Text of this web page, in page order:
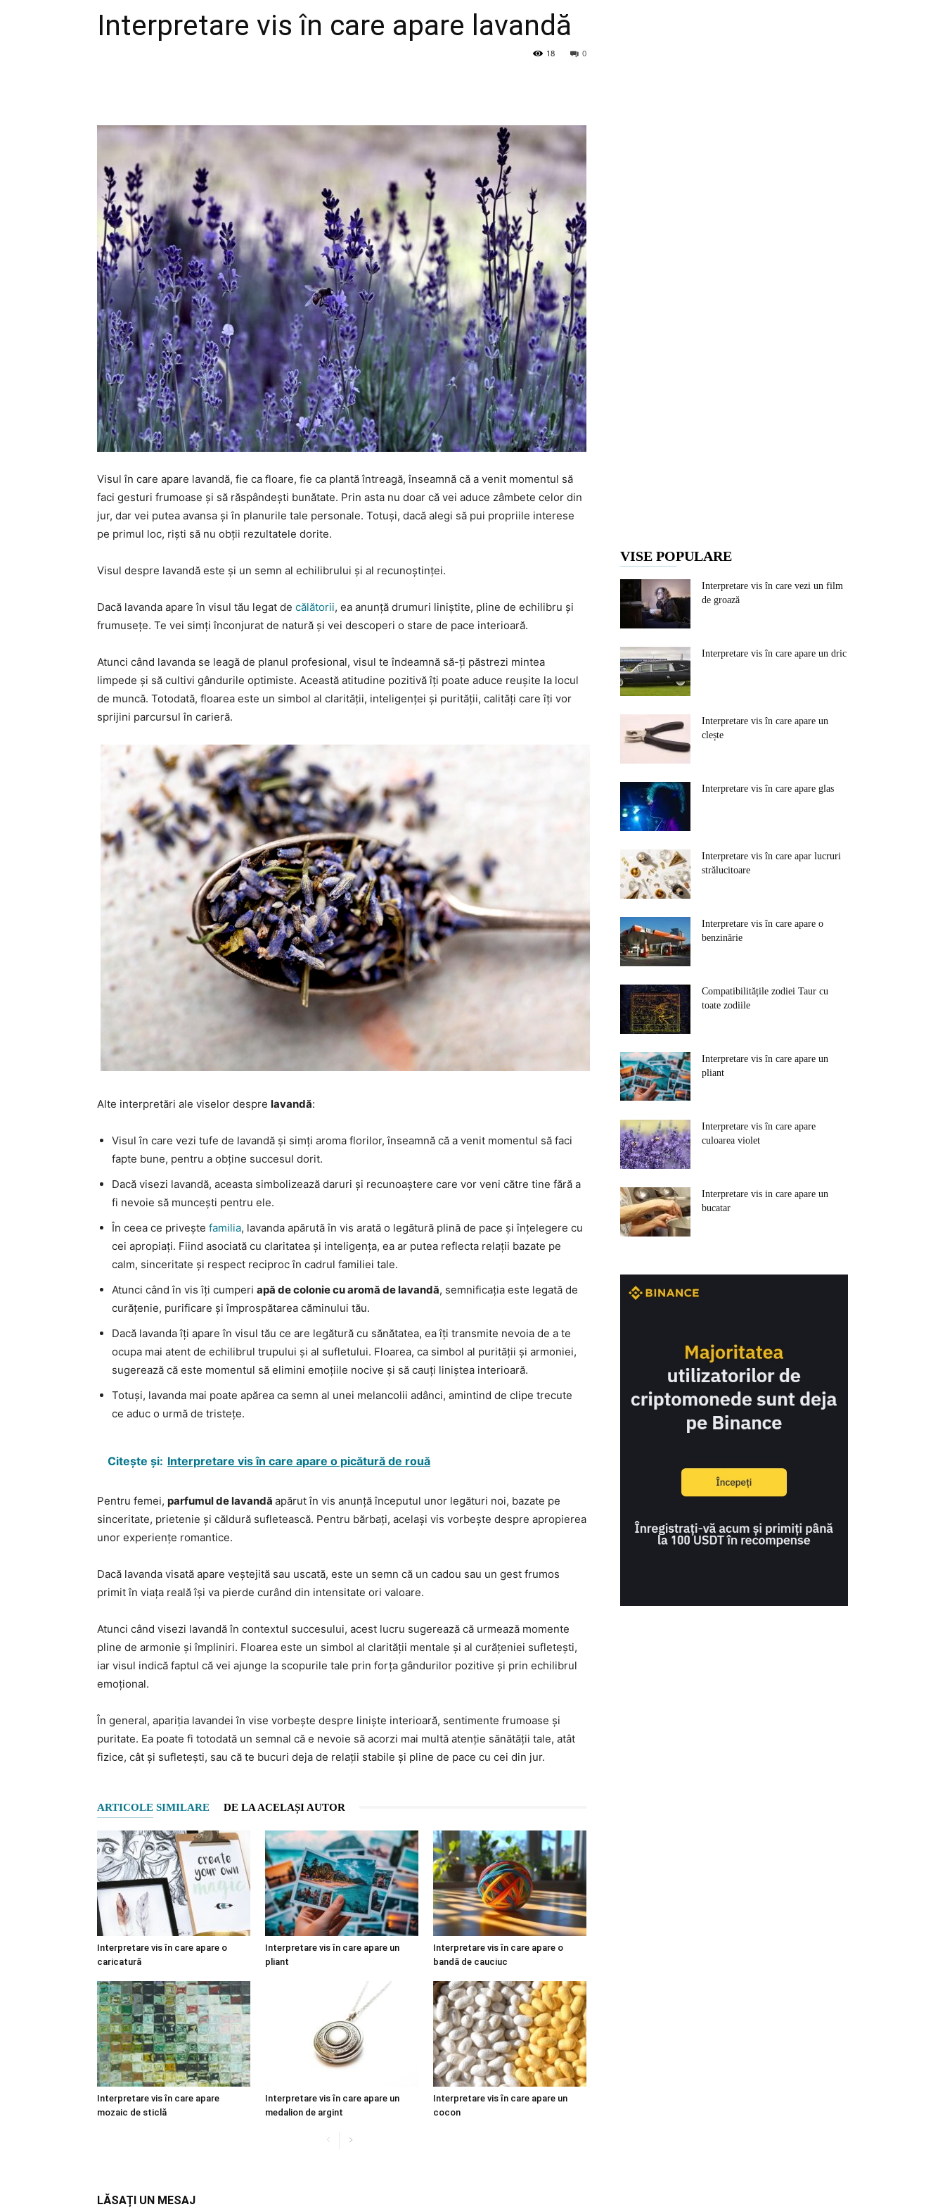
Interpretare vis în care apare lavandă
0
18
Visul în care apare lavandă, fie ca floare, fie ca plantă întreagă, înseamnă că a venit momentul să
faci gesturi frumoase și să răspândești bunătate. Prin asta nu doar că vei aduce zâmbete celor din
jur, dar vei putea avansa și în planurile tale personale. Totuși, dacă alegi să pui propriile interese
pe primul loc, riști să nu obții rezultatele dorite.
Visul despre lavandă este și un semn al echilibrului și al recunoștinței.
Dacă lavanda apare în visul tău legat de călătorii, ea anunță drumuri liniștite, pline de echilibru și
frumusețe. Te vei simți înconjurat de natură și vei descoperi o stare de pace interioară.
Atunci când lavanda se leagă de planul profesional, visul te îndeamnă să-ți păstrezi mintea
limpede și să cultivi gândurile optimiste. Această atitudine pozitivă îți poate aduce reușite la locul
de muncă. Totodată, floarea este un simbol al clarității, inteligenței și purității, calități care îți vor
sprijini parcursul în carieră.
Alte interpretări ale viselor despre lavandă:
Visul în care vezi tufe de lavandă și simți aroma florilor, înseamnă că a venit momentul să faci
fapte bune, pentru a obține succesul dorit.
Dacă visezi lavandă, aceasta simbolizează daruri și recunoaștere care vor veni către tine fără a
fi nevoie să muncești pentru ele.
În ceea ce privește familia, lavanda apărută în vis arată o legătură plină de pace și înțelegere cu
cei apropiați. Fiind asociată cu claritatea și inteligența, ea ar putea reflecta relații bazate pe
calm, sinceritate și respect reciproc în cadrul familiei tale.
Atunci când în vis îți cumperi apă de colonie cu aromă de lavandă, semnificația este legată de
curățenie, purificare și împrospătarea căminului tău.
Dacă lavanda îți apare în visul tău ce are legătură cu sănătatea, ea îți transmite nevoia de a te
ocupa mai atent de echilibrul trupului și al sufletului. Floarea, ca simbol al purității și armoniei,
sugerează că este momentul să elimini emoțiile nocive și să cauți liniștea interioară.
Totuși, lavanda mai poate apărea ca semn al unei melancolii adânci, amintind de clipe trecute
ce aduc o urmă de tristețe.
Citește și: Interpretare vis în care apare o picătură de rouă
Pentru femei, parfumul de lavandă apărut în vis anunță începutul unor legături noi, bazate pe
sinceritate, prietenie și căldură sufletească. Pentru bărbați, același vis vorbește despre apropierea
unor experiențe romantice.
Dacă lavanda visată apare veștejită sau uscată, este un semn că un cadou sau un gest frumos
primit în viața reală își va pierde curând din intensitate ori valoare.
Atunci când visezi lavandă în contextul succesului, acest lucru sugerează că urmează momente
pline de armonie și împliniri. Floarea este un simbol al clarității mentale și al curățeniei sufletești,
iar visul indică faptul că vei ajunge la scopurile tale prin forța gândurilor pozitive și prin echilibrul
emoțional.
În general, apariția lavandei în vise vorbește despre liniște interioară, sentimente frumoase și
puritate. Ea poate fi totodată un semnal că e nevoie să acorzi mai multă atenție sănătății tale, atât
fizice, cât și sufletești, sau că te bucuri deja de relații stabile și pline de pace cu cei din jur.
ARTICOLE SIMILARE DE LA ACELAȘI AUTOR
Interpretare vis în care apare o
caricatură
Interpretare vis în care apare un
pliant
Interpretare vis în care apare o
bandă de cauciuc
Interpretare vis în care apare
mozaic de sticlă
Interpretare vis în care apare un
medalion de argint
Interpretare vis în care apare un
cocon
LĂSAȚI UN MESAJ
VISE POPULARE
Interpretare vis în care vezi un film
de groază
Interpretare vis în care apare un dric
Interpretare vis în care apare un
clește
Interpretare vis în care apare glas
Interpretare vis în care apar lucruri
strălucitoare
Interpretare vis în care apare o
benzinărie
Compatibilitățile zodiei Taur cu
toate zodiile
Interpretare vis în care apare un
pliant
Interpretare vis în care apare
culoarea violet
Interpretare vis in care apare un
bucatar